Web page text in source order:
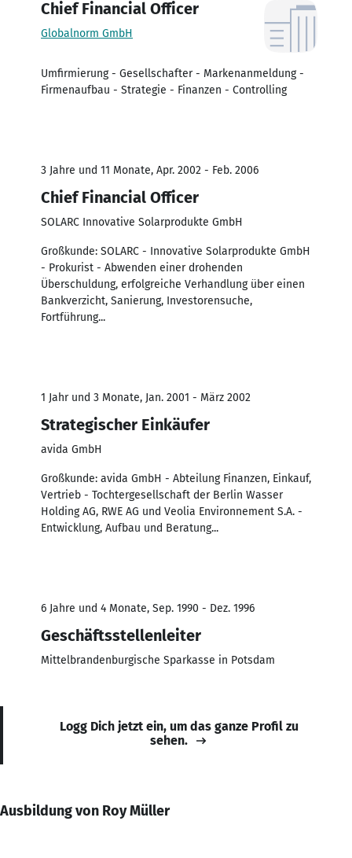
Chief Financial Officer
Globalnorm GmbH
Umfirmierung - Gesellschafter - Markenanmeldung -
Firmenaufbau - Strategie - Finanzen - Controlling
3 Jahre und 11 Monate, Apr. 2002 - Feb. 2006
Chief Financial Officer
SOLARC Innovative Solarprodukte GmbH
Großkunde: SOLARC - Innovative Solarprodukte GmbH
- Prokurist - Abwenden einer drohenden
Überschuldung, erfolgreiche Verhandlung über einen
Bankverzicht, Sanierung, Investorensuche,
Fortführung...
1 Jahr und 3 Monate, Jan. 2001 - März 2002
Strategischer Einkäufer
avida GmbH
Großkunde: avida GmbH - Abteilung Finanzen, Einkauf,
Vertrieb - Tochtergesellschaft der Berlin Wasser
Holding AG, RWE AG und Veolia Environnement S.A. -
Entwicklung, Aufbau und Beratung...
6 Jahre und 4 Monate, Sep. 1990 - Dez. 1996
Geschäftsstellenleiter
Mittelbrandenburgische Sparkasse in Potsdam
Logg Dich jetzt ein, um das ganze Profil zu
sehen.
Ausbildung von Roy Müller